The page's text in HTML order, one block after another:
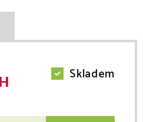
Skladem